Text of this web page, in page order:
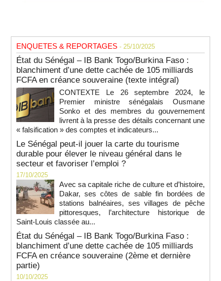
ENQUETES & REPORTAGES - 25/10/2025
État du Sénégal – IB Bank Togo/Burkina Faso :
blanchiment d’une dette cachée de 105 milliards
FCFA en créance souveraine (texte intégral)
CONTEXTE Le 26 septembre 2024, le
Premier ministre sénégalais Ousmane
Sonko et des membres du gouvernement
livrent à la presse des détails concernant une
« falsification » des comptes et indicateurs...
Le Sénégal peut-il jouer la carte du tourisme
durable pour élever le niveau général dans le
secteur et favoriser l’emploi ?
17/10/2025
Avec sa capitale riche de culture et d’histoire,
Dakar, ses côtes de sable fin bordées de
stations balnéaires, ses villages de pêche
pittoresques, l’architecture historique de
Saint-Louis classée au...
État du Sénégal – IB Bank Togo/Burkina Faso :
blanchiment d’une dette cachée de 105 milliards
FCFA en créance souveraine (2ème et dernière
partie)
10/10/2025